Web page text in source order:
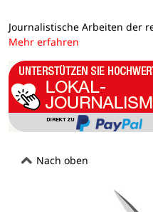
Journalistische Arbeiten der
Mehr erfahren
Nach oben